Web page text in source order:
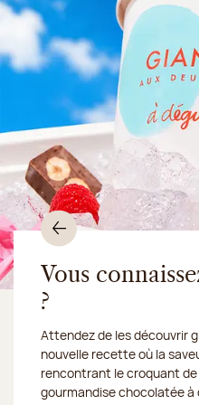
Vous
?
Attendez de les découvrir
nouvelle recette où la
rencontrant le croquant
gourmandise chocolatée à
Du 10 au 16 août 2026,
Découvrez notre
gourmandises en
Je
Précédent